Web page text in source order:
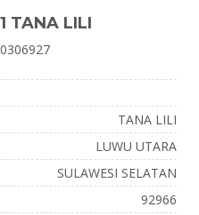
TANA LILI
TANA LILI
LUWU UTARA
SULAWESI SELATAN
92966